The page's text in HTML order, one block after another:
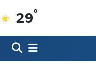
29°